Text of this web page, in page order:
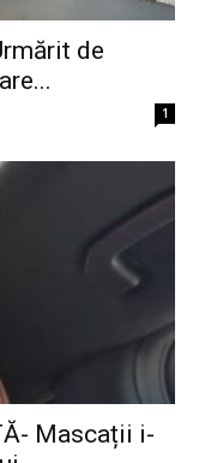
de
1
Mascații i-